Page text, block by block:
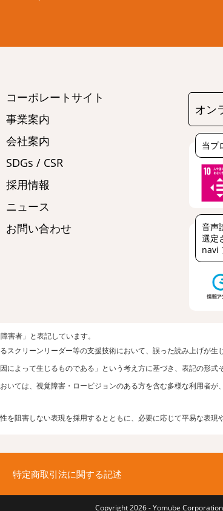
コーポレートサイト
事業案内
会社案内
SDGs / CSR
採用情報
ニュース
お問い合わせ
オン
当プ
音声
選定
navi
害者」と表記しています。
クリーンリーダー等の支援技術において、誤った読み上げが生
よって生じるものである」という考え方に基づき、表記の形
いては、視覚障害・ロービジョンのある方を含む多様な利用者
阻害しない表現を採用するとともに、必要に応じて平易な表現
特定商取引法に関する記述
Copyright 2026 - Yomube Corporation